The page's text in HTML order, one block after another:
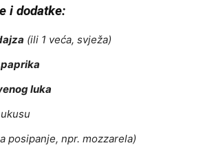
i dodatke:
(ili 1 veća, svježa)
luka
posipanje, npr. mozzarela)